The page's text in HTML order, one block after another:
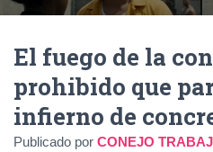
El fuego de la
prohibido que
infierno de
Publicado por CONEJO